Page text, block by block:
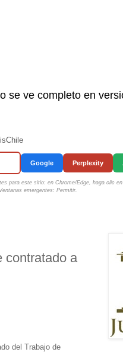
se ve completo en
Google Perplexity
para este sitio: en Chrome/Edge, haga clic
emergentes: Permitir.
contratado a
del Trabajo de